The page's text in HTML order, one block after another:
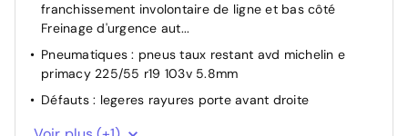
franchissement involontaire de ligne et bas côté
Freinage d'urgence aut...
Pneumatiques : pneus taux restant avd michelin e
primacy 225/55 r19 103v 5.8mm
Défauts : legeres rayures porte avant droite
Pneumatiques : pneus taux restant arg michelin e